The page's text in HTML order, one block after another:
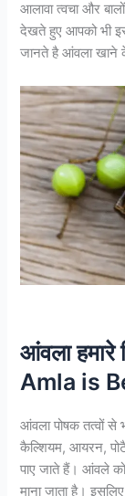
आलावा त्वचा और
देखते हुए आपको भी
जानते है आंवला
आंवला
Amla is
आंवला पोषक तत्वों से
कैल्शियम, आयरन,
पाए जाते हैं। आंवले
माना जाता है।